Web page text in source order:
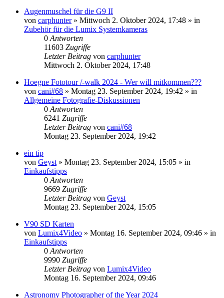
Augenmuschel für die G9 II
von carphunter» Mittwoch 2. Oktober 2024, 17:48 » in
Zubehör für die Lumix Systemkameras
0 Antworten
11603 Zugriffe
Letzter Beitrag von carphunter
Mittwoch 2. Oktober 2024, 17:48
Hoegne Fototour /-walk 2024 - Wer will mitkommen???
von cani#68 » Montag 23. September 2024, 19:42 » in
Allgemeine Fotografie-Diskussionen
0 Antworten
6241 Zugriffe
Letzter Beitrag von cani#68
Montag 23. September 2024, 19:42
ein tip
von Geyst » Montag 23. September 2024, 15:05 » in
Einkaufstipps
0 Antworten
9669 Zugriffe
Letzter Beitrag von Geyst
Montag 23. September 2024, 15:05
V90 SD Karten
von Lumix4Video » Montag 16. September 2024, 09:46 » in
Einkaufstipps
0 Antworten
9990 Zugriffe
Letzter Beitrag von Lumix4Video
Montag 16. September 2024, 09:46
Astronomy Photographer of the Year 2024